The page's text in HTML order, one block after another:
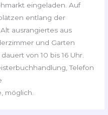
eingeladen. Auf
entlang der
ausrangiertes aus
und Garten
von 10 bis 16 Uhr.
Telefon
möglich.